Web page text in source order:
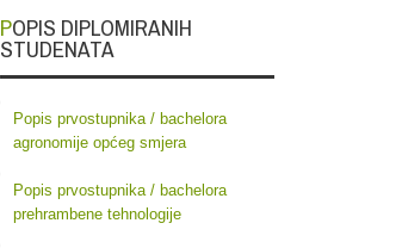
POPIS DIPLOMIRANIH
STUDENATA
Popis prvostupnika / bachelora
agronomije općeg smjera
Popis prvostupnika / bachelora
prehrambene tehnologije